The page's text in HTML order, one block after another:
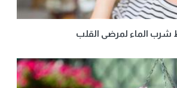
شرب الماء لمرضى القلب